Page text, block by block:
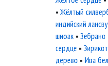
▪Жёлтый
индийский
шиоак ▪Зебрано
сердце ▪Зирикот
дерево ▪Ива